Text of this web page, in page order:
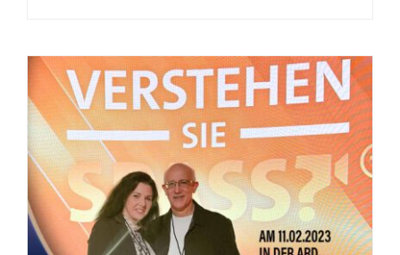
Workshop – Motivation durch
Futterbeutel